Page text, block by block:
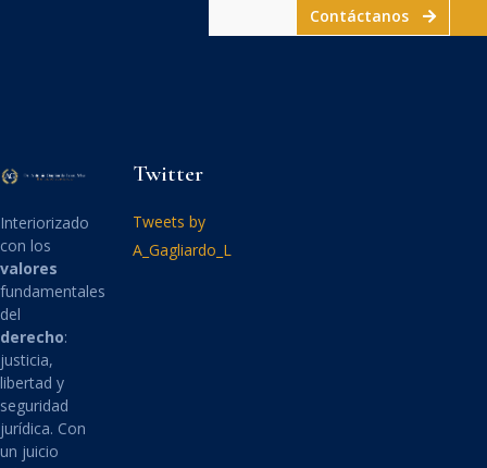
Contáctanos
Interiorizado
con los
valores
fundamentales
del
derecho:
justicia,
libertad y
seguridad
jurídica. Con
un juicio
Twitter
Tweets by
A_Gagliardo_L